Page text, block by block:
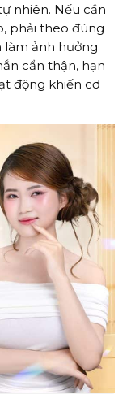
nhiên. Nếu cần
phải theo đúng
làm ảnh hưởng
cẩn thận, hạn
động khiến cơ